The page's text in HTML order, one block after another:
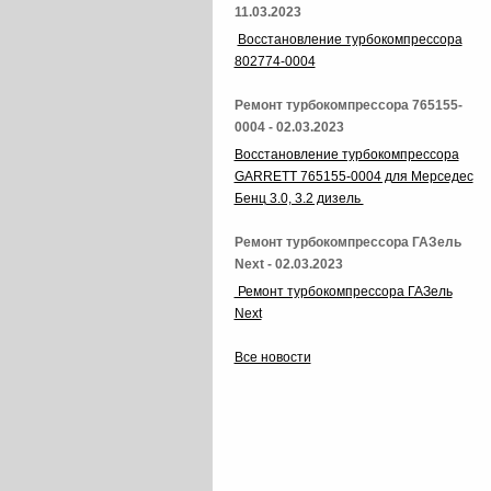
11.03.2023
Восстановление турбокомпрессора
802774-0004
Ремонт турбокомпрессора 765155-
0004 - 02.03.2023
Восстановление турбокомпрессора
GARRETT 765155-0004 для Мерседес
Бенц 3.0, 3.2 дизель
Ремонт турбокомпрессора ГАЗель
Next - 02.03.2023
Ремонт турбокомпрессора ГАЗель
Next
Все новости